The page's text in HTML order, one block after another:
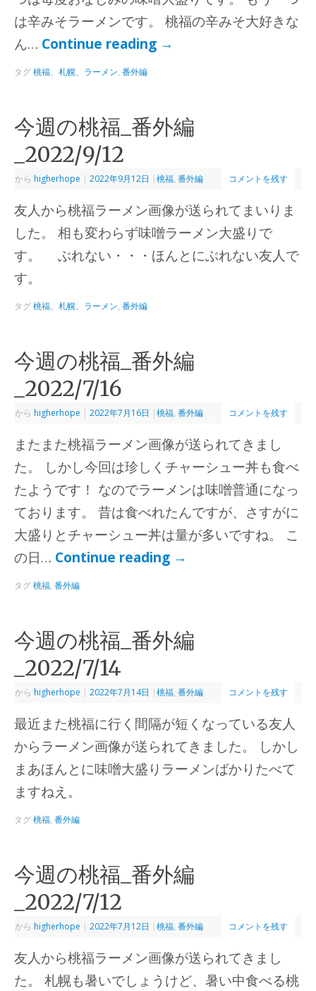
は辛みそラーメンです。 桃福の辛みそ大好きな
ん… Continue reading →
タグ桃福、札幌、ラーメン,番外編
今週の桃福_番外編
_2022/9/12
から higherhope | 2022年9月12日 |桃福,番外編 コメントを残す
友人から桃福ラーメン画像が送られてまいりま
した。 相も変わらず味噌ラーメン大盛りで
す。 ぶれない・・・ほんとにぶれない友人で
す。
タグ桃福、札幌、ラーメン,番外編
今週の桃福_番外編
_2022/7/16
から higherhope | 2022年7月16日 |桃福,番外編 コメントを残す
またまた桃福ラーメン画像が送られてきまし
た。 しかし今回は珍しくチャーシュー丼も食べ
たようです！ なのでラーメンは味噌普通になっ
ております。 昔は食べれたんですが、さすがに
大盛りとチャーシュー丼は量が多いですね。 こ
の日… Continue reading →
タグ桃福,番外編
今週の桃福_番外編
_2022/7/14
から higherhope | 2022年7月14日 |桃福,番外編 コメントを残す
最近また桃福に行く間隔が短くなっている友人
からラーメン画像が送られてきました。 しかし
まあほんとに味噌大盛りラーメンばかりたべて
ますねえ。
タグ桃福,番外編
今週の桃福_番外編
_2022/7/12
から higherhope | 2022年7月12日 |桃福,番外編 コメントを残す
友人から桃福ラーメン画像が送られてきまし
た。 札幌も暑いでしょうけど、暑い中食べる桃